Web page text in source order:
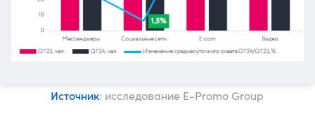
Источник: исследование E-Promo Group